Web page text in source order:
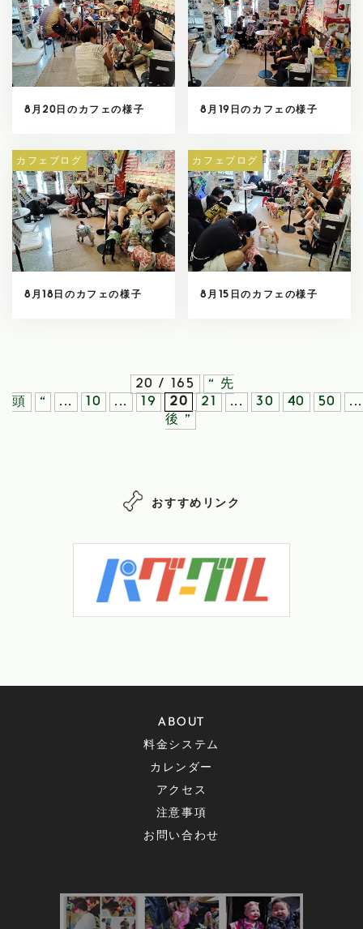
8月20日のカフェの様子 8月19日のカフェの様子
カフェブログ
8月18日のカフェの様子
カフェブログ
8月15日のカフェの様子
20 / 165
« 先
頭
« ... 10 ... 19 20 21 ... 30 40 50
...
後 »
おすすめリンク
ABOUT
料金システム
カレンダー
アクセス
注意事項
お問い合わせ